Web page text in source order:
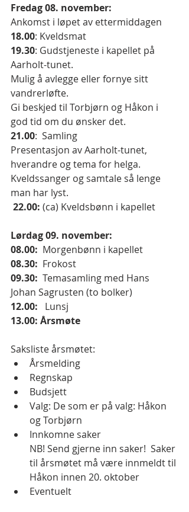
Fredag 08. november:
Ankomst i løpet av ettermiddagen
18.00: Kveldsmat
19.30: Gudstjeneste i kapellet på
Aarholt-tunet.
Mulig å avlegge eller fornye sitt
vandrerløfte.
Gi beskjed til Torbjørn og Håkon i
god tid om du ønsker det.
21.00:  Samling
Presentasjon av Aarholt-tunet,
hverandre og tema for helga.
Kveldssanger og samtale så lenge
man har lyst.
22.00: (ca) Kveldsbønn i kapellet
Lørdag 09. november:
08.00: Morgenbønn i kapellet
08.30: Frokost
09.30: Temasamling med Hans
Johan Sagrusten (to bolker)
12.00: Lunsj
13.00: Årsmøte
Saksliste årsmøtet:
Årsmelding
Regnskap
Budsjett
Valg: De som er på valg: Håkon
og Torbjørn
Innkomne saker
NB! Send gjerne inn saker!  Saker
til årsmøtet må være innmeldt til
Håkon innen 20. oktober
Eventuelt